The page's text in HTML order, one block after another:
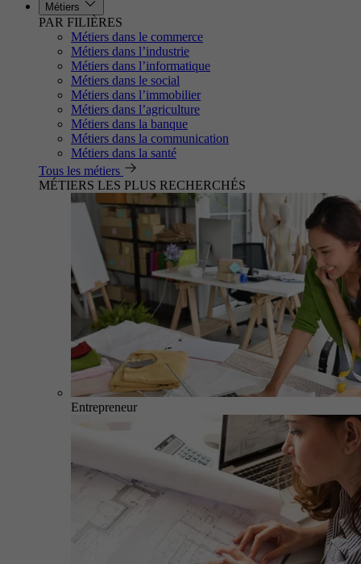
Métiers
PAR FILIÈRES
Métiers dans le commerce
Métiers dans l’industrie
Métiers dans l’informatique
Métiers dans le social
Métiers dans l’immobilier
Métiers dans l’agriculture
Métiers dans la banque
Métiers dans la communication
Métiers dans la santé
Tous les métiers
MÉTIERS LES PLUS RECHERCHÉS
Entrepreneur